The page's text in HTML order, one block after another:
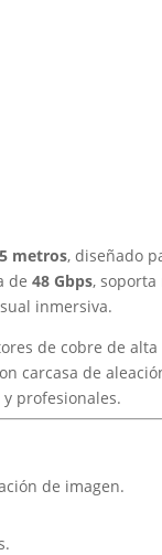
5 metros, diseñado
de48 Gbps,
inmersiva.
de cobre de
carcasa de
profesionales.
de imagen.